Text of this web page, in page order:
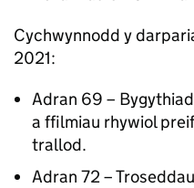
Cychwynnodd y
2021:
Adran 69 –
a ffilmiau rhywiol
trallod.
Adran 72 –